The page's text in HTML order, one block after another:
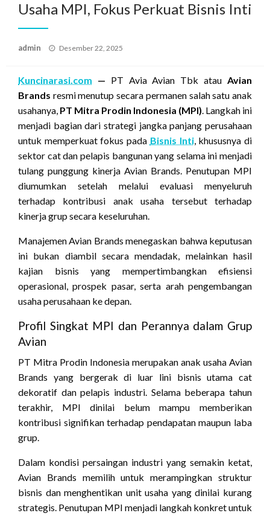
Usaha MPI, Fokus Perkuat Bisnis Inti
admin
Posted
Desember 22, 2025
Kuncinarasi.com — PT Avia Avian Tbk atauAvian
Brands resmi menutup secara permanen salah satu anak
usahanya, PT Mitra Prodin Indonesia (MPI). Langkah ini
menjadi bagian dari strategi jangka panjang perusahaan
untuk memperkuat fokus pada Bisnis Inti, khususnya di
sektor cat dan pelapis bangunan yang selama ini menjadi
tulang punggung kinerja Avian Brands. Penutupan MPI
diumumkan setelah melalui evaluasi menyeluruh
terhadap kontribusi anak usaha tersebut terhadap
kinerja grup secara keseluruhan.
Manajemen Avian Brands menegaskan bahwa keputusan
ini bukan diambil secara mendadak, melainkan hasil
kajian bisnis yang mempertimbangkan efisiensi
operasional, prospek pasar, serta arah pengembangan
usaha perusahaan ke depan.
Profil Singkat MPI dan Perannya dalam Grup
Avian
PT Mitra Prodin Indonesia merupakan anak usaha Avian
Brands yang bergerak di luar lini bisnis utama cat
dekoratif dan pelapis industri. Selama beberapa tahun
terakhir, MPI dinilai belum mampu memberikan
kontribusi signifikan terhadap pendapatan maupun laba
grup.
Dalam kondisi persaingan industri yang semakin ketat,
Avian Brands memilih untuk merampingkan struktur
bisnis dan menghentikan unit usaha yang dinilai kurang
strategis. Penutupan MPI menjadi langkah konkret untuk